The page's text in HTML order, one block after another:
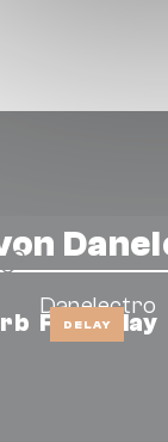
DELAY
Danelectro
FAB Delay